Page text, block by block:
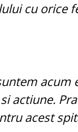
cu orice
acum
actiune.
acest